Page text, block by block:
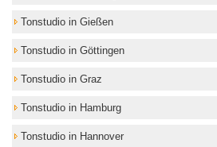
Tonstudio in Gießen
Tonstudio in Göttingen
Tonstudio in Graz
Tonstudio in Hamburg
Tonstudio in Hannover